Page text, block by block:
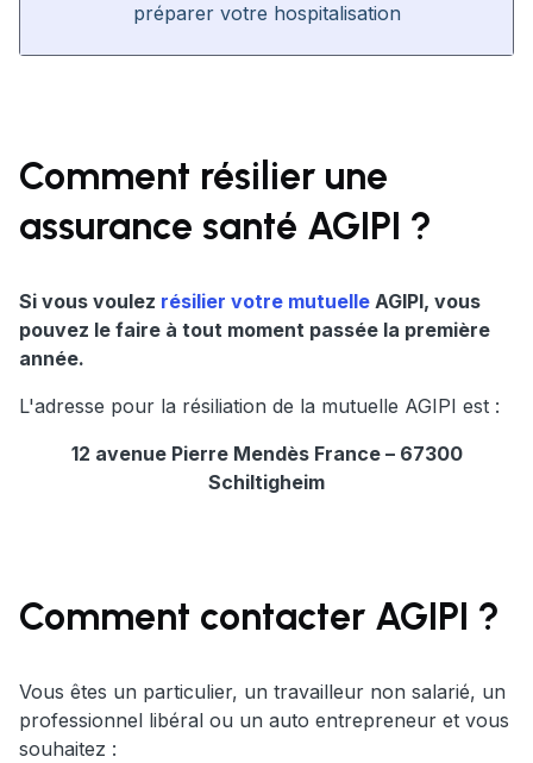
préparer votre hospitalisation
Comment résilier une
assurance santé AGIPI ?
Si vous voulez résilier votre mutuelle AGIPI, vous
pouvez le faire à tout moment passée la première
année.
L'adresse pour la résiliation de la mutuelle AGIPI est :
12 avenue Pierre Mendès France – 67300
Schiltigheim
Comment contacter AGIPI ?
Vous êtes un particulier, un travailleur non salarié, un
professionnel libéral ou un auto entrepreneur et vous
souhaitez :